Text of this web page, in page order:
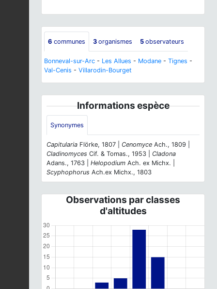
6 communes 3 organismes 5 observateurs
Bonneval-sur-Arc - Les Allues - Modane - Tignes -
Val-Cenis - Villarodin-Bourget
Informations espèce
Synonymes
Capitularia Flörke, 1807 | Cenomyce Ach., 1809 |
Cladinomyces Cif. & Tomas., 1953 | Cladona
Adans., 1763 | Helopodium Ach. ex Michx. |
Scyphophorus Ach.ex Michx., 1803
Observations par classes
d'altitudes